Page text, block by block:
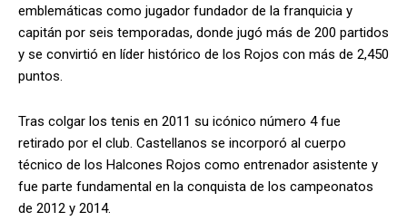
emblemáticas como jugador fundador de la franquicia y
capitán por seis temporadas, donde jugó más de 200 partidos
y se convirtió en líder histórico de los Rojos con más de 2,450
puntos.
Tras colgar los tenis en 2011 su icónico número 4 fue
retirado por el club. Castellanos se incorporó al cuerpo
técnico de los Halcones Rojos como entrenador asistente y
fue parte fundamental en la conquista de los campeonatos
de 2012 y 2014.